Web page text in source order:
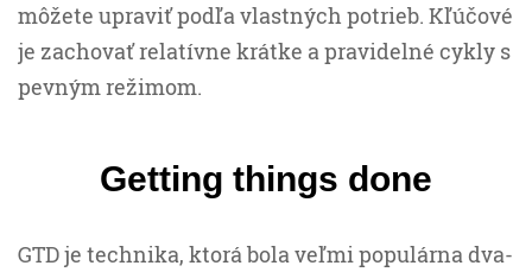
môžete upraviť podľa vlastných potrieb. Kľúčové
je zachovať relatívne krátke a pravidelné cykly s
pevným režimom.
Getting things done
GTD je technika, ktorá bola veľmi populárna dva-